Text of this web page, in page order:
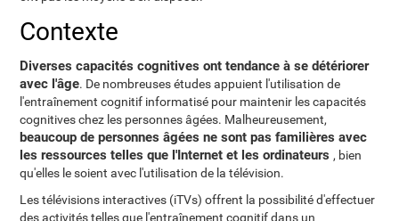
Contexte
Diverses capacités cognitives ont tendance à se détériorer
avec l'âge. De nombreuses études appuient l'utilisation de
l'entraînement cognitif informatisé pour maintenir les capacités
cognitives chez les personnes âgées. Malheureusement,
beaucoup de personnes âgées ne sont pas familières avec
les ressources telles que l'Internet et les ordinateurs, bien
qu'elles le soient avec l'utilisation de la télévision.
Les télévisions interactives (iTVs) offrent la possibilité d'effectuer
des activités telles que l'entraînement cognitif dans un